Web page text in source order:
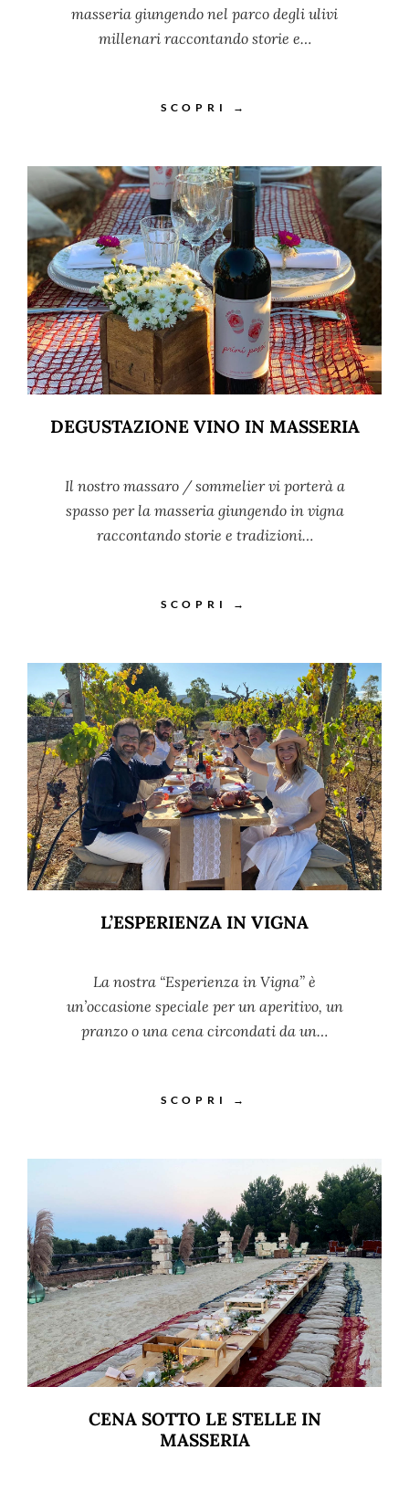
masseria giungendo nel parco degli ulivi
millenari raccontando storie e…
SCOPRI →
DEGUSTAZIONE VINO IN MASSERIA
Il nostro massaro / sommelier vi porterà a
spasso per la masseria giungendo in vigna
raccontando storie e tradizioni…
SCOPRI →
L’ESPERIENZA IN VIGNA
La nostra “Esperienza in Vigna” è
un’occasione speciale per un aperitivo, un
pranzo o una cena circondati da un…
SCOPRI →
CENA SOTTO LE STELLE IN
MASSERIA